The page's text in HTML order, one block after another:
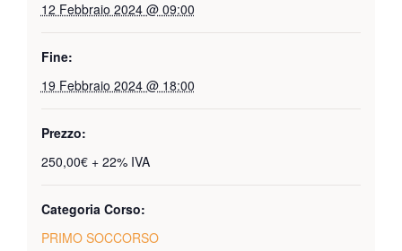
12 Febbraio 2024 @ 09:00
Fine:
19 Febbraio 2024 @ 18:00
Prezzo:
250,00€ + 22% IVA
Categoria Corso:
PRIMO SOCCORSO